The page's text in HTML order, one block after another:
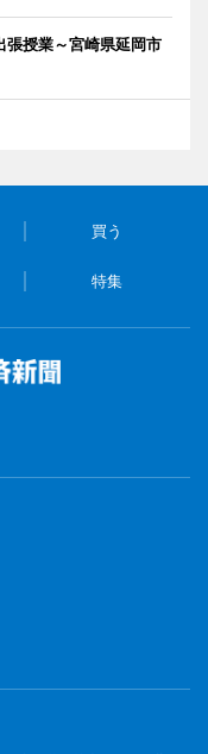
授業～宮崎県延岡市
買う
特集